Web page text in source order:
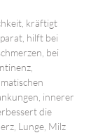
kräftigt
hilft bei
bei
innerer
die
Lunge, Milz